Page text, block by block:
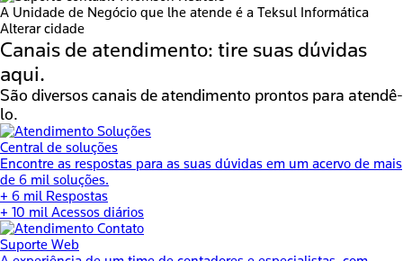
A Unidade de Negócio que lhe atende é a Teksul Informática
Alterar cidade
Canais de atendimento: tire suas dúvidas
aqui.
São diversos canais de atendimento prontos para atendê-
lo.
Central de soluções
Encontre as respostas para as suas dúvidas em um acervo de mais
de 6 mil soluções.
+ 6 mil Respostas
+ 10 mil Acessos diários
Suporte Web